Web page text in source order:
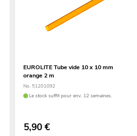
EUROLITE Tube vide 10 x 10 mm
orange 2 m
No. 51201092
Le stock suffit pour env. 12 semaines.
5,90€